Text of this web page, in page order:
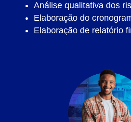
Análise qualitativa dos
Elaboração do
Elaboração de relatório